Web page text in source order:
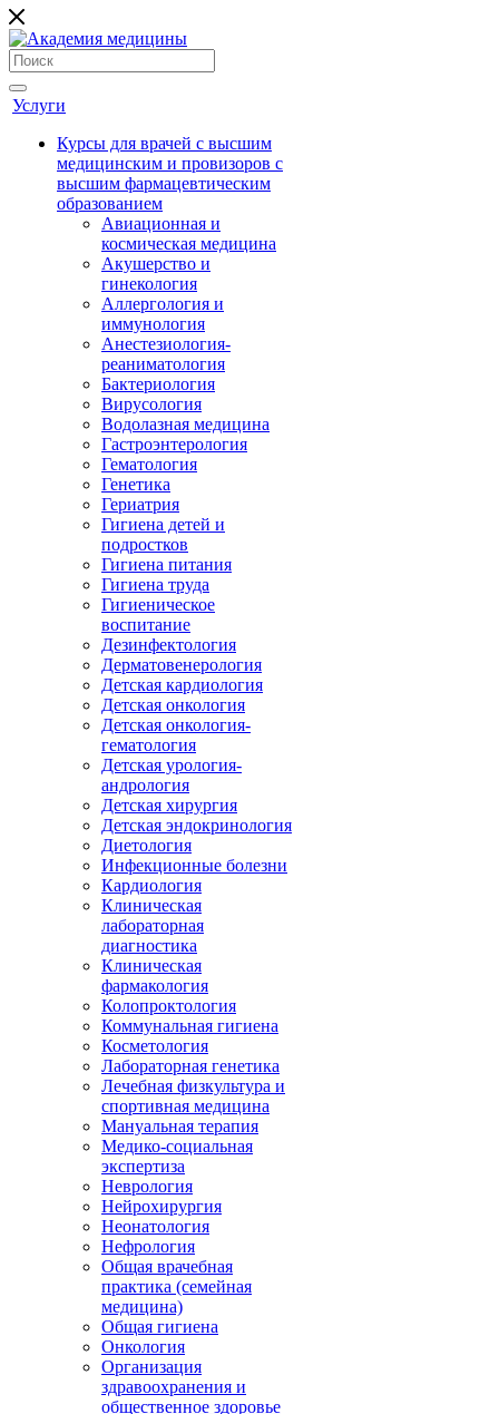
Услуги
Курсы для врачей с высшим
медицинским и провизоров с
высшим фармацевтическим
образованием
Авиационная и
космическая медицина
Акушерство и
гинекология
Аллергология и
иммунология
Анестезиология-
реаниматология
Бактериология
Вирусология
Водолазная медицина
Гастроэнтерология
Гематология
Генетика
Гериатрия
Гигиена детей и
подростков
Гигиена питания
Гигиена труда
Гигиеническое
воспитание
Дезинфектология
Дерматовенерология
Детская кардиология
Детская онкология
Детская онкология-
гематология
Детская урология-
андрология
Детская хирургия
Детская эндокринология
Диетология
Инфекционные болезни
Кардиология
Клиническая
лабораторная
диагностика
Клиническая
фармакология
Колопроктология
Коммунальная гигиена
Косметология
Лабораторная генетика
Лечебная физкультура и
спортивная медицина
Мануальная терапия
Медико-социальная
экспертиза
Неврология
Нейрохирургия
Неонатология
Нефрология
Общая врачебная
практика (семейная
медицина)
Общая гигиена
Онкология
Организация
здравоохранения и
общественное здоровье